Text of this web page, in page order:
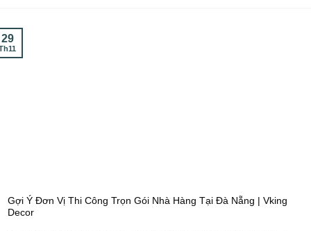
Gợi Ý Đơn Vị Thi Công Trọn Gói Nhà Hàng Tại Đà Nẵng | Vking
Decor
29